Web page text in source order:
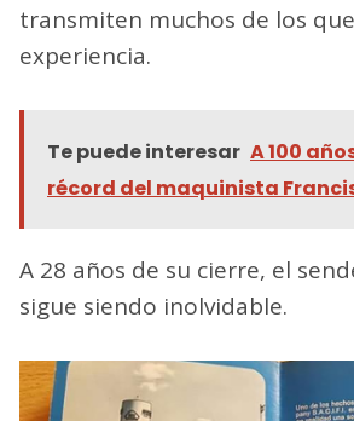
transmiten muchos de los
experiencia.
Te puede interesar A 100
récord del maquinista
A 28 años de su cierre, el
sigue siendo inolvidable.